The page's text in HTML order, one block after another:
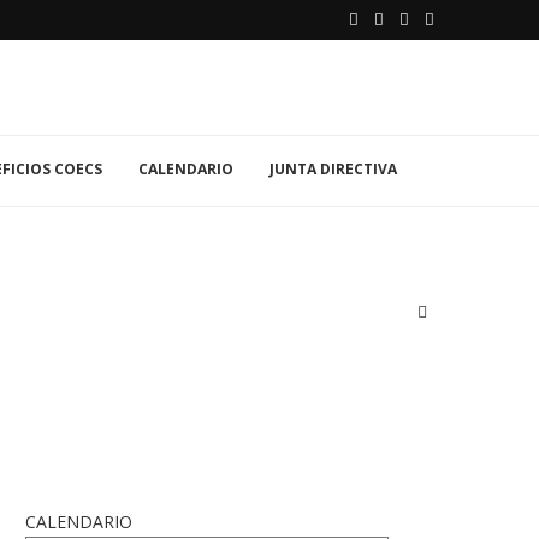
COECS CALENDARIO JUNTA DIRECTIVA
CALENDARIO